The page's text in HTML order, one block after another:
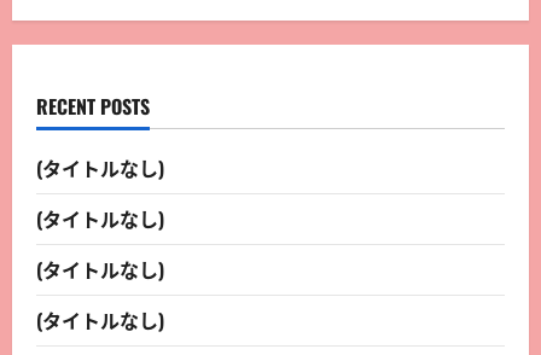
RECENT POSTS
(タイトルなし)
(タイトルなし)
(タイトルなし)
(タイトルなし)